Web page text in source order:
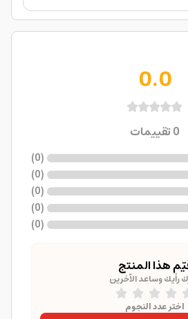
0.0
0تقييمات
(
0
)
(
0
)
(
0
)
(
0
)
(
0
)
هذا المنتج
رأيك وساعد الآخرين
اختر عدد النجوم